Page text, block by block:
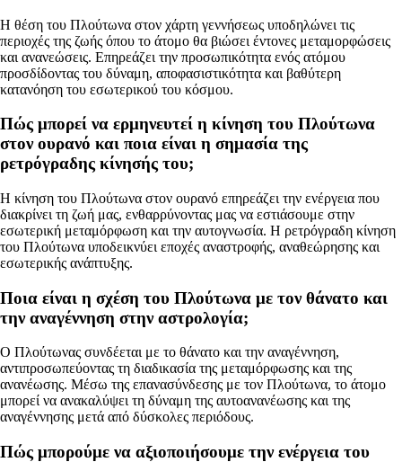
Η θέση του Πλούτωνα στον χάρτη γεννήσεως υποδηλώνει τις
περιοχές της ζωής όπου το άτομο θα βιώσει έντονες μεταμορφώσεις
και ανανεώσεις. Επηρεάζει την προσωπικότητα ενός ατόμου
προσδίδοντας του δύναμη, αποφασιστικότητα και βαθύτερη
κατανόηση του εσωτερικού του κόσμου.
Πώς μπορεί να ερμηνευτεί η κίνηση του Πλούτωνα
στον ουρανό και ποια είναι η σημασία της
ρετρόγραδης κίνησής του;
Η κίνηση του Πλούτωνα στον ουρανό επηρεάζει την ενέργεια που
διακρίνει τη ζωή μας, ενθαρρύνοντας μας να εστιάσουμε στην
εσωτερική μεταμόρφωση και την αυτογνωσία. Η ρετρόγραδη κίνηση
του Πλούτωνα υποδεικνύει εποχές αναστροφής, αναθεώρησης και
εσωτερικής ανάπτυξης.
Ποια είναι η σχέση του Πλούτωνα με τον θάνατο και
την αναγέννηση στην αστρολογία;
Ο Πλούτωνας συνδέεται με το θάνατο και την αναγέννηση,
αντιπροσωπεύοντας τη διαδικασία της μεταμόρφωσης και της
ανανέωσης. Μέσω της επανασύνδεσης με τον Πλούτωνα, το άτομο
μπορεί να ανακαλύψει τη δύναμη της αυτοανανέωσης και της
αναγέννησης μετά από δύσκολες περιόδους.
Πώς μπορούμε να αξιοποιήσουμε την ενέργεια του